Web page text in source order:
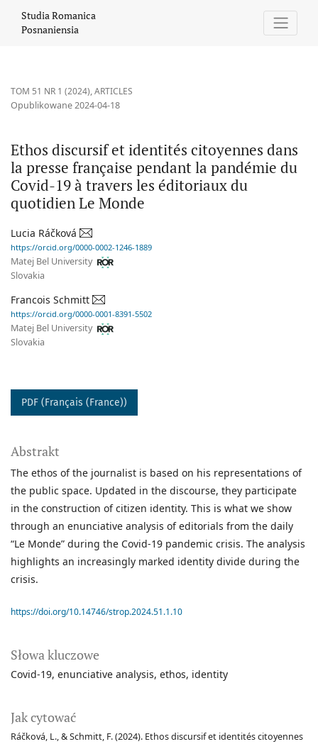
Studia Romanica
Posnaniensia
TOM 51 NR 1 (2024),ARTICLES
Ethos discursif et identités citoyennes dans
la presse française pendant la pandémie du
Covid-19 à travers les éditoriaux du
quotidien Le Monde
Opublikowane 2024-04-18
Lucia Ráčková
https://orcid.org/0000-0002-1246-1889
Matej Bel University
Slovakia
Francois Schmitt
https://orcid.org/0000-0001-8391-5502
Matej Bel University
Slovakia
PDF (Français (France))
Słowa kluczowe
Covid-19 enunciative analysis ethos identity
Jak cytować
Ráčková, L., & Schmitt, F. (2024). Ethos discursif et identités citoyennes
Abstrakt
The ethos of the journalist is based on his representations of
the public space. Updated in the discourse, they participate
in the construction of citizen identity. This is what we show
through an enunciative analysis of editorials from the daily
“Le Monde” during the Covid-19 pandemic crisis. The analysis
highlights an increasingly marked identity divide during the
crisis.
https://doi.org/10.14746/strop.2024.51.1.10